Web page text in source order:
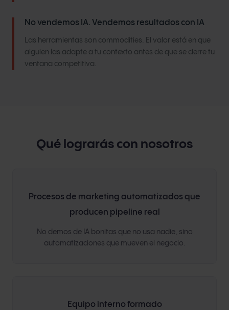
No vendemos IA. Vendemos resultados con IA
Las herramientas son commodities. El valor está en que
alguien las adapte a tu contexto antes de que se cierre tu
ventana competitiva.
Qué lograrás con nosotros
Procesos de marketing automatizados que
producen pipeline real
No demos de IA bonitas que no usa nadie, sino
automatizaciones que mueven el negocio.
Equipo interno formado